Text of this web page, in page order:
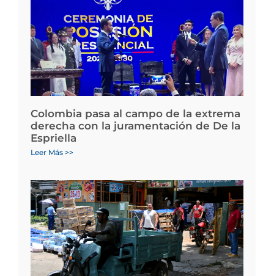
Colombia pasa al campo de la extrema
derecha con la juramentación de De la
Espriella
Leer Más >>